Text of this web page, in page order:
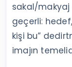
sakal/makyaj
geçerli:
kişi bu”
imajın